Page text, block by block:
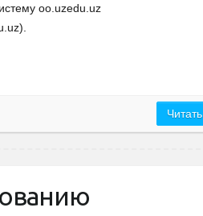
oo.uzedu.uz
Читать